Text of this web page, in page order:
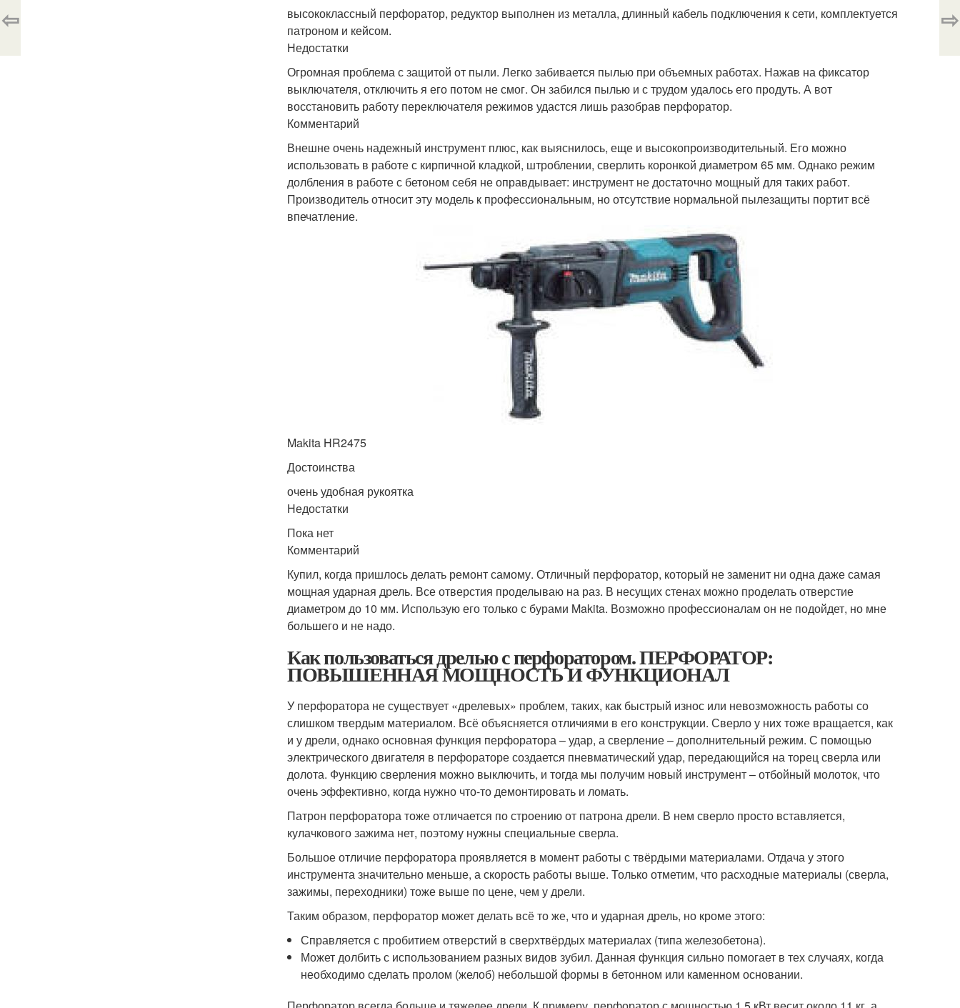
высококлассный перфоратор, редуктор выполнен из металла, длинный кабель подключения к сети, комплектуется
патроном и кейсом.
Недостатки
Огромная проблема с защитой от пыли. Легко забивается пылью при объемных работах. Нажав на фиксатор
выключателя, отключить я его потом не смог. Он забился пылью и с трудом удалось его продуть. А вот
восстановить работу переключателя режимов удастся лишь разобрав перфоратор.
Комментарий
Внешне очень надежный инструмент плюс, как выяснилось, еще и высокопроизводительный. Его можно
использовать в работе с кирпичной кладкой, штроблении, сверлить коронкой диаметром 65 мм. Однако режим
долбления в работе с бетоном себя не оправдывает: инструмент не достаточно мощный для таких работ.
Производитель относит эту модель к профессиональным, но отсутствие нормальной пылезащиты портит всё
впечатление.
Makita HR2475
Достоинства
очень удобная рукоятка
Недостатки
Пока нет
Комментарий
Купил, когда пришлось делать ремонт самому. Отличный перфоратор, который не заменит ни одна даже самая
мощная ударная дрель. Все отверстия проделываю на раз. В несущих стенах можно проделать отверстие
диаметром до 10 мм. Использую его только с бурами Makita. Возможно профессионалам он не подойдет, но мне
большего и не надо.
Как пользоваться дрелью с перфоратором. ПЕРФОРАТОР:
ПОВЫШЕННАЯ МОЩНОСТЬ И ФУНКЦИОНАЛ
У перфоратора не существует «дрелевых» проблем, таких, как быстрый износ или невозможность работы со
слишком твердым материалом. Всё объясняется отличиями в его конструкции. Сверло у них тоже вращается, как
и у дрели, однако основная функция перфоратора – удар, а сверление – дополнительный режим. С помощью
электрического двигателя в перфораторе создается пневматический удар, передающийся на торец сверла или
долота. Функцию сверления можно выключить, и тогда мы получим новый инструмент – отбойный молоток, что
очень эффективно, когда нужно что-то демонтировать и ломать.
Патрон перфоратора тоже отличается по строению от патрона дрели. В нем сверло просто вставляется,
кулачкового зажима нет, поэтому нужны специальные сверла.
Большое отличие перфоратора проявляется в момент работы с твёрдыми материалами. Отдача у этого
инструмента значительно меньше, а скорость работы выше. Только отметим, что расходные материалы (сверла,
зажимы, переходники) тоже выше по цене, чем у дрели.
Таким образом, перфоратор может делать всё то же, что и ударная дрель, но кроме этого:
Справляется с пробитием отверстий в сверхтвёрдых материалах (типа железобетона).
Может долбить с использованием разных видов зубил. Данная функция сильно помогает в тех случаях, когда
необходимо сделать пролом (желоб) небольшой формы в бетонном или каменном основании.
⇦ ⇨